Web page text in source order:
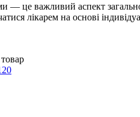
— це важливий аспект
лікарем на основі